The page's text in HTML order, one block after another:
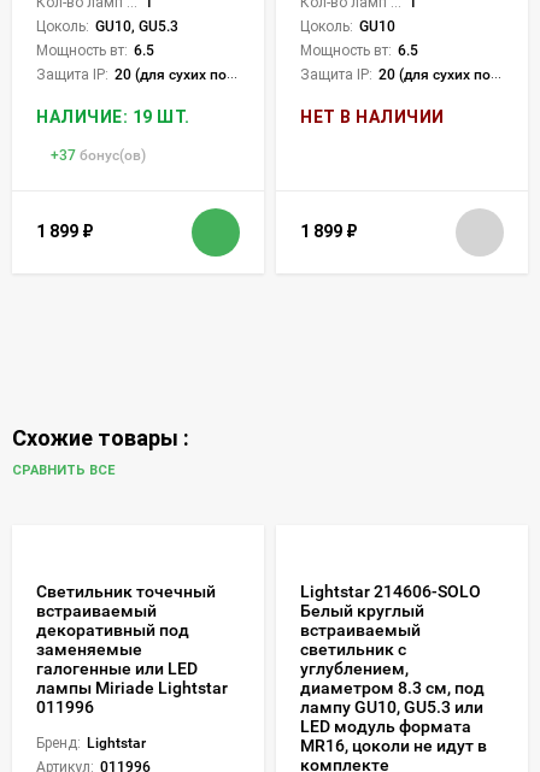
Цоколь: GU10, GU5.3
Мощность вт: 6.5
Защита IP: 20 (для сухих пом.)
НАЛИЧИЕ: 19 ШТ.
+37 бонус(ов)
1 899 ₽
Цоколь: GU10
Мощность вт: 6.5
Защита IP: 20 (для сухих пом.)
НЕТ В НАЛИЧИИ
1 899 ₽
Схожие товары :
СРАВНИТЬ ВСЕ
Светильник точечный
встраиваемый
декоративный под
заменяемые
галогенные или LED
лампы Miriade Lightstar
011996
Бренд: Lightstar
Артикул: 011996
Lightstar 214606-SOLO
Белый круглый
встраиваемый
светильник с
углублением,
диаметром 8.3 см, под
лампу GU10, GU5.3 или
LED модуль формата
MR16, цоколи не идут в
комплекте